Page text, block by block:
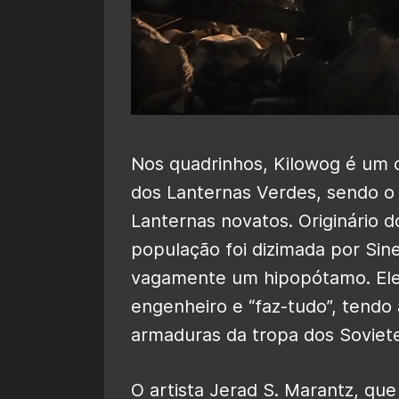
Nos quadrinhos, Kilowog é um
dos Lanternas Verdes, sendo
Lanternas novatos. Originário
população foi dizimada por
vagamente um hipopótamo.
engenheiro e “faz-tudo”,
armaduras da tropa dos
O artista Jerad S. Marantz,